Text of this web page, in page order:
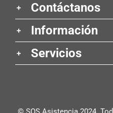
Contáctanos
Información
Servicios